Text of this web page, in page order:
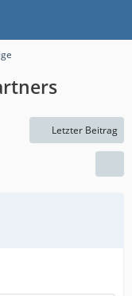
Letzter Beitrag